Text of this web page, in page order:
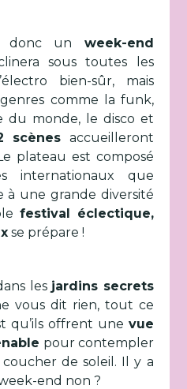
donc un week-end
sous toutes les
bien-sûr, mais
comme la funk,
du monde, le disco et
scènes accueilleront
plateau est composé
internationaux que
à une grande diversité
festival éclectique,
se prépare !
les jardins secrets
vous dit rien, tout ce
qu’ils offrent une vue
pour contempler
de soleil. Il y a
end non ?